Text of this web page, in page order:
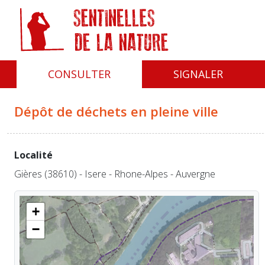
CONSULTER SIGNALER
Dépôt de déchets en pleine ville
Localité
Gières (38610) - Isere - Rhone-Alpes - Auvergne
+
−
Panneau de gestion des cookies